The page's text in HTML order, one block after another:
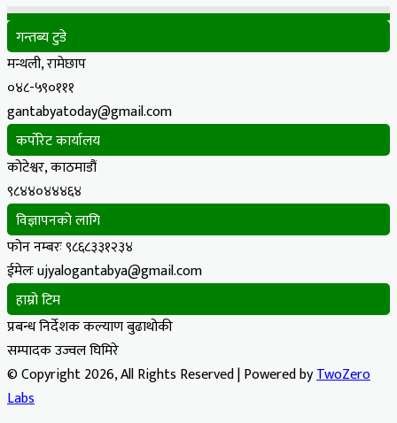
गन्तब्य टुडे
मन्थली, रामेछाप
०४८-५९०१११
gantabyatoday@gmail.com
कर्पोरेट कार्यालय
कोटेश्वर, काठमाडौं
९८४४०४४४६४
विज्ञापनको लागि
फोन नम्बरः ९८६८३३१२३४
ईमेलः ujyalogantabya@gmail.com
हाम्रो टिम
प्रबन्ध निर्देशक कल्याण बुढाथोकी
सम्पादक उज्वल घिमिरे
© Copyright 2026, All Rights Reserved | Powered byTwoZero
Labs